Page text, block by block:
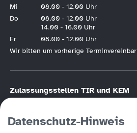
Datenschutz-Hinweis
Mi
08.00 - 12.00 Uhr
Do
08.00 - 12.00 Uhr
14.00 - 16.00 Uhr
Fr
08.00 - 12.00 Uhr
Wir bitten um vorherige
Zulassungsstellen TIR und KEM
Online-
Bitte halten Sie die Hotline der KFZ-
Sie die Möglichkeit der Online-Registrierung